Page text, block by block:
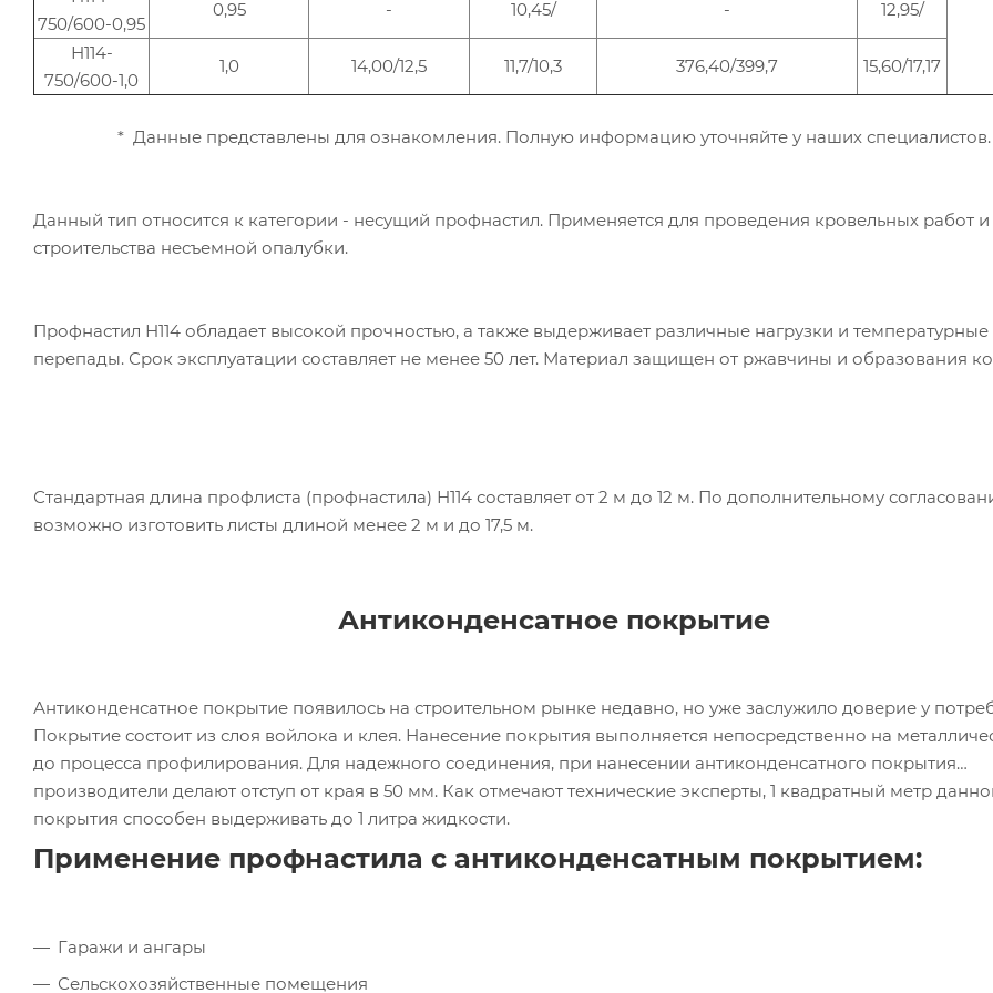
750/600-0,95
0,95 - 10,45/ - 12,95/
Н114-
750/600-1,0
1,0 14,00/12,5 11,7/10,3 376,40/399,7 15,60/17,17
* Данные представлены для ознакомления. Полную информацию уточняйте у наших специалистов.
Данный тип относится к категории - несущий профнастил. Применяется для проведения кровельных работ и
строительства несъемной опалубки.
Профнастил Н114 обладает высокой прочностью, а также выдерживает различные нагрузки и температурные
перепады. Срок эксплуатации составляет не менее 50 лет. Материал защищен от ржавчины и образования
Стандартная длина профлиста (профнастила) Н114 составляет от 2 м до 12 м. По дополнительному
возможно изготовить листы длиной менее 2 м и до 17,5 м.
Антиконденсатное покрытие
Антиконденсатное покрытие появилось на строительном рынке недавно, но уже заслужило доверие у
Покрытие состоит из слоя войлока и клея. Нанесение покрытия выполняется непосредственно на
до процесса профилирования. Для надежного соединения, при нанесении антиконденсатного покрытия
производители делают отступ от края в 50 мм. Как отмечают технические эксперты, 1 квадратный метр
покрытия способен выдерживать до 1 литра жидкости.
Применение профнастила с антиконденсатным покрытием:
Гаражи и ангары
Сельскохозяйственные помещения